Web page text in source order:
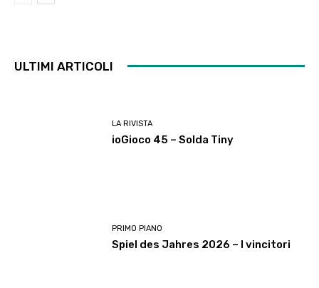
ULTIMI ARTICOLI
LA RIVISTA
ioGioco 45 – Solda Tiny
PRIMO PIANO
Spiel des Jahres 2026 – I vincitori